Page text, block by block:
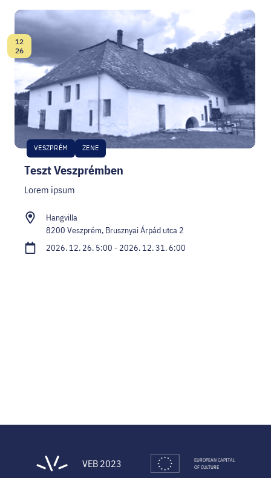
Teszt Veszprémben
VESZPRÉM ZENE
Dátum:
12
26
Lorem ipsum
Hangvilla
8200 Veszprém, Brusznyai Árpád utca 2
2026. 12. 26. 5:00 - 2026. 12. 31. 6:00
VEB 2023
EUROPEAN CAPITAL
OF CULTURE